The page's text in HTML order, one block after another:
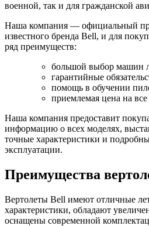
военной, так и для гражданской
Наша компания — официальный
известного бренда Bell, и для
ряд преимуществ:
большой выбор машин
гарантийные
помощь в обучении
приемлемая цена на
Наша компания предоставит
информацию о всех моделях,
точные характеристики и
эксплуатации.
Преимущества
Вертолеты Bell имеют отличные
характеристики, обладают
оснащены современной